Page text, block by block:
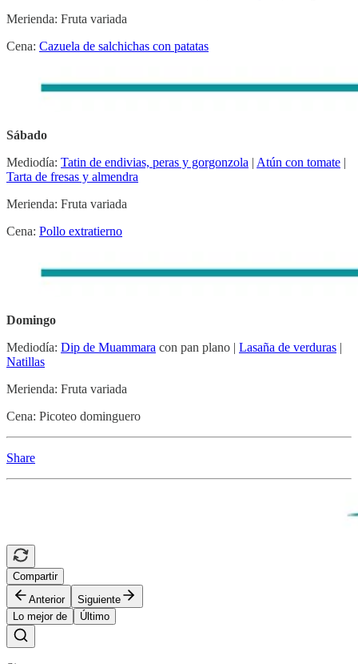
Merienda: Fruta variada
Cena: Cazuela de salchichas con patatas
Sábado
Mediodía: Tatin de endivias, peras y gorgonzola | Atún con tomate |
Tarta de fresas y almendra
Merienda: Fruta variada
Cena: Pollo extratierno
Domingo
Mediodía: Dip de Muammara con pan plano | Lasaña de verduras |
Natillas
Merienda: Fruta variada
Cena: Picoteo dominguero
Share
Compartir
Anterior
Siguiente
Lo mejor de
Último